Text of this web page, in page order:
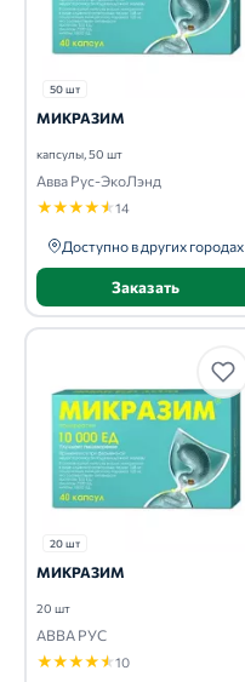
50 шт
МИКРАЗИМ
капсулы, 50 шт
Авва Рус-ЭкоЛэнд
★★★★★14
Доступно в других городах
Заказать
20 шт
МИКРАЗИМ
20 шт
АВВА РУС
★★★★★10